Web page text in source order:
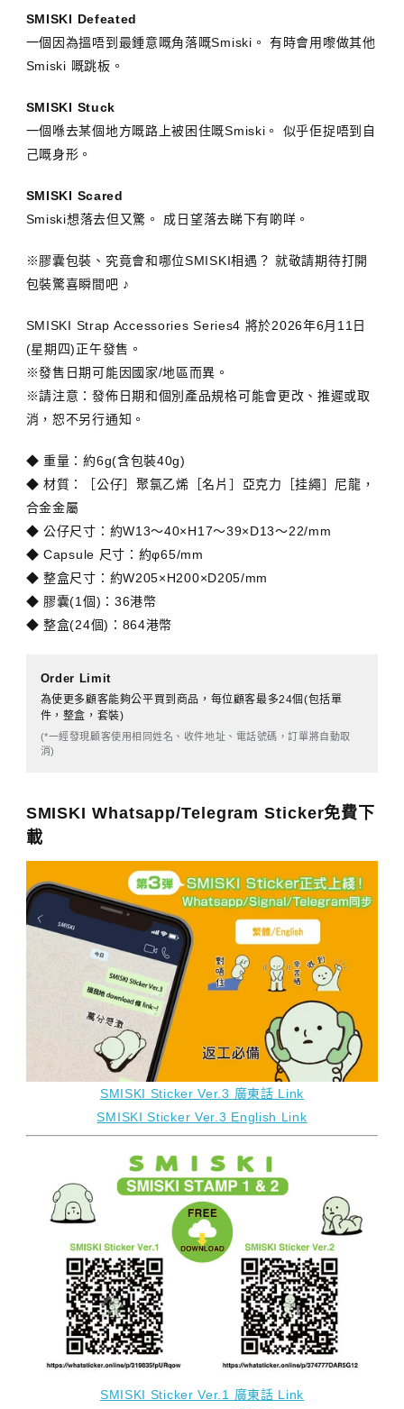
SMISKI Defeated
一個因為搵唔到最鍾意嘅角落嘅Smiski。 有時會用嚟做其他
Smiski 嘅跳板。
SMISKI Stuck
一個喺去某個地方嘅路上被困住嘅Smiski。 似乎佢捉唔到自
己嘅身形。
SMISKI Scared
Smiski想落去但又驚。 成日望落去睇下有啲咩。
※膠囊包裝、究竟會和哪位SMISKI相遇？ 就敬請期待打開
包裝驚喜瞬間吧 ♪
SMISKI Strap Accessories Series4 將於2026年6月11日
(星期四)正午發售。
※發售日期可能因國家/地區而異。
※請注意：發佈日期和個別產品規格可能會更改、推遲或取
消，恕不另行通知。
◆ 重量：約6g(含包裝40g)
◆ 材質：［公仔］聚氯乙烯［名片］亞克力［挂繩］尼龍，
合金金屬
◆ 公仔尺寸：約W13～40×H17～39×D13～22/mm
◆ Capsule 尺寸：約φ65/mm
◆ 整盒尺寸：約W205×H200×D205/mm
◆ 膠囊(1個)：36港幣
◆ 整盒(24個)：864港幣
Order Limit
為使更多顧客能夠公平買到商品，每位顧客最多24個(包括單
件，整盒，套裝)
(*一經發現顧客使用相同姓名、收件地址、電話號碼，訂單將自動取
消)
SMISKI Whatsapp/Telegram Sticker免費下
載
SMISKI Sticker Ver.3 廣東話 Link
SMISKI Sticker Ver.3 English Link
SMISKI Sticker Ver.1 廣東話 Link